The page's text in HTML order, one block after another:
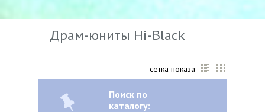
Драм-юниты Hi-Black
сетка показа
Поиск по
каталогу: